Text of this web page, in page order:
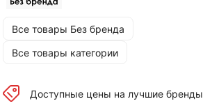
Все товары Без бренда
Все товары категории
Доступные цены на лучшие бренды